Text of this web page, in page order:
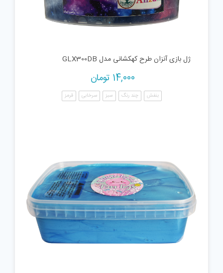
ژل بازی آنزان طرح کهکشانی مدل GLX300DB
14,000 تومان
بنفش چند رنگ سبز سرخابی قرمز